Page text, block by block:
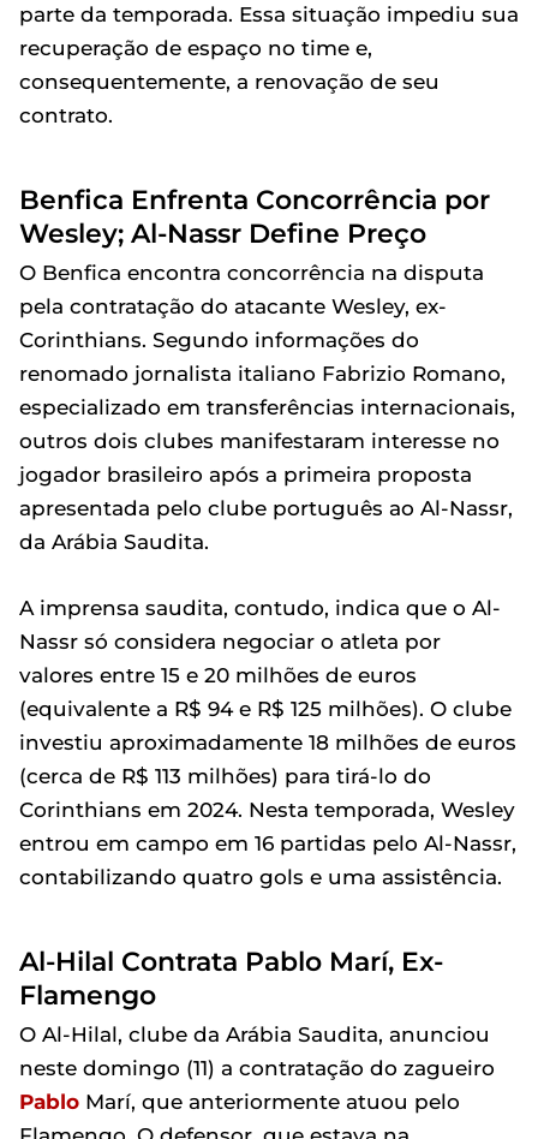
parte da temporada. Essa situação impediu sua
recuperação de espaço no time e,
consequentemente, a renovação de seu
contrato.
Benfica Enfrenta Concorrência por
Wesley; Al-Nassr Define Preço
O Benfica encontra concorrência na disputa
pela contratação do atacante Wesley, ex-
Corinthians. Segundo informações do
renomado jornalista italiano Fabrizio Romano,
especializado em transferências internacionais,
outros dois clubes manifestaram interesse no
jogador brasileiro após a primeira proposta
apresentada pelo clube português ao Al-Nassr,
da Arábia Saudita.
A imprensa saudita, contudo, indica que o Al-
Nassr só considera negociar o atleta por
valores entre 15 e 20 milhões de euros
(equivalente a R$ 94 e R$ 125 milhões). O clube
investiu aproximadamente 18 milhões de euros
(cerca de R$ 113 milhões) para tirá-lo do
Corinthians em 2024. Nesta temporada, Wesley
entrou em campo em 16 partidas pelo Al-Nassr,
contabilizando quatro gols e uma assistência.
Al-Hilal Contrata Pablo Marí, Ex-
Flamengo
O Al-Hilal, clube da Arábia Saudita, anunciou
neste domingo (11) a contratação do zagueiro
Pablo Marí, que anteriormente atuou pelo